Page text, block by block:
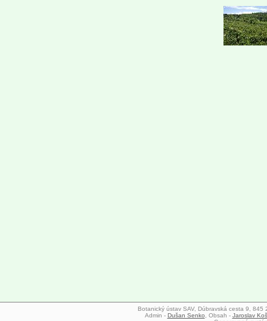
Botanický ústav SAV, Dúbravská cesta 9,
Admin - Dušan Senko , Obsah - Jaroslav